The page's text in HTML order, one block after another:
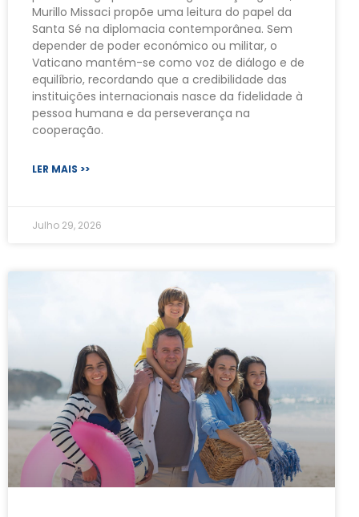
Murillo Missaci propõe uma leitura do papel da
Santa Sé na diplomacia contemporânea. Sem
depender de poder económico ou militar, o
Vaticano mantém-se como voz de diálogo e de
equilíbrio, recordando que a credibilidade das
instituições internacionais nasce da fidelidade à
pessoa humana e da perseverança na
cooperação.
LER MAIS >>
Julho 29, 2026